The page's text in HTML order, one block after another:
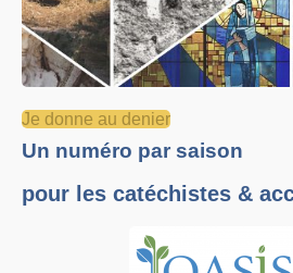
Je donne au denier
Un numéro par saison
pour les catéchistes &